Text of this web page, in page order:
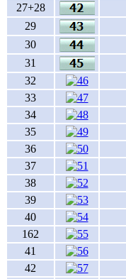
27+28
29
30
31
32
33
34
35
36
37
38
39
40
162
41
42